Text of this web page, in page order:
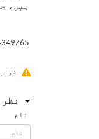
ہیں،
نام